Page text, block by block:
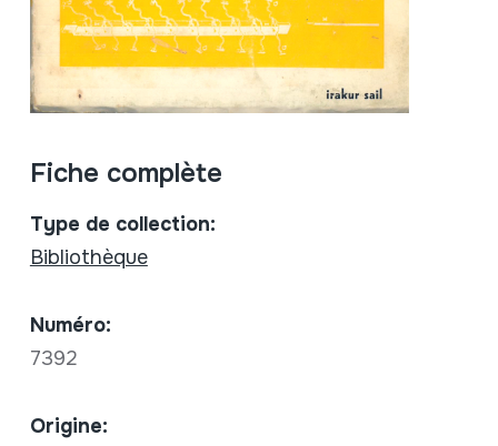
Fiche complète
Type de collection:
Bibliothèque
Numéro:
7392
Origine: